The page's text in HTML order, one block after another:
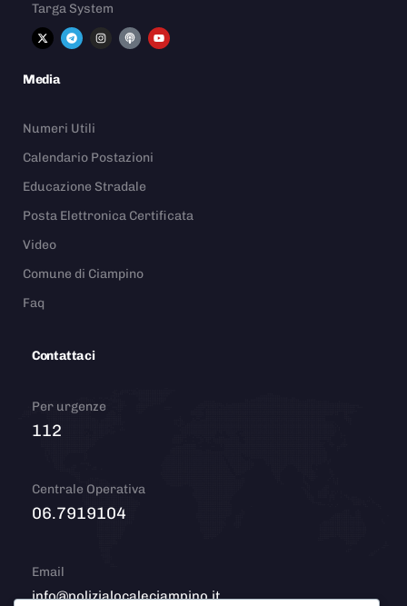
Targa System
Media
Numeri Utili
Calendario Postazioni
Educazione Stradale
Posta Elettronica Certificata
Video
Comune di Ciampino
Faq
Contattaci
Per urgenze
112
Centrale Operativa
06.7919104
Email
info@polizialocaleciampino.it